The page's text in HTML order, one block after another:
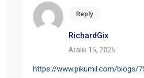
Reply
RichardGix
Aralık 15, 2025
https://www.pikumil.com/blogs/